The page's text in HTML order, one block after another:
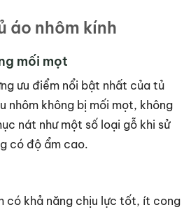
áo nhôm kính
mối mọt
ưu điểm nổi bật nhất của tủ
nhôm không bị mối mọt, không
nát như một số loại gỗ khi sử
có độ ẩm cao.
có khả năng chịu lực tốt, ít cong